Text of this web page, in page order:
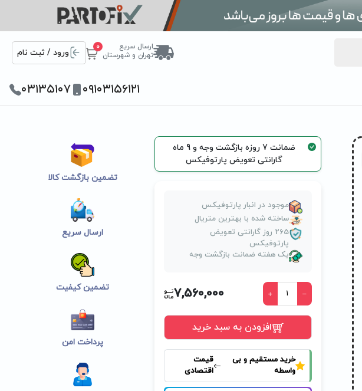
ارسال سریع
تهران و شهرستان
0
ورود / ثبت نام
۰۹۱۰۳۱۵۶۱۲۱ ۰۳۱۳۵۱۰۷
ضمانت 7 روزه بازگشت وجه و 9 ماه
گارانتی تعویض پارتوفیکس
موجود در انبار پارتوفیکس
ساخته شده با بهترین متریال
265 روز گارانتی تعویض
پارتوفیکس
یک هفته ضمانت بازگشت وجه
7,560,000
افزودن به سبد خرید
خرید مستقیم و بی
واسطه
قیمت
اقتصادی
تضمین بازگشت کالا
ارسال سریع
تضمین کیفیت
پرداخت امن